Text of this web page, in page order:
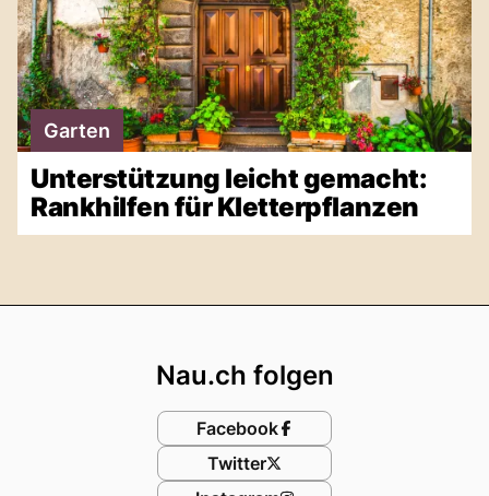
Garten
Unterstützung leicht gemacht:
Rankhilfen für Kletterpflanzen
Nau.ch folgen
Facebook
Twitter